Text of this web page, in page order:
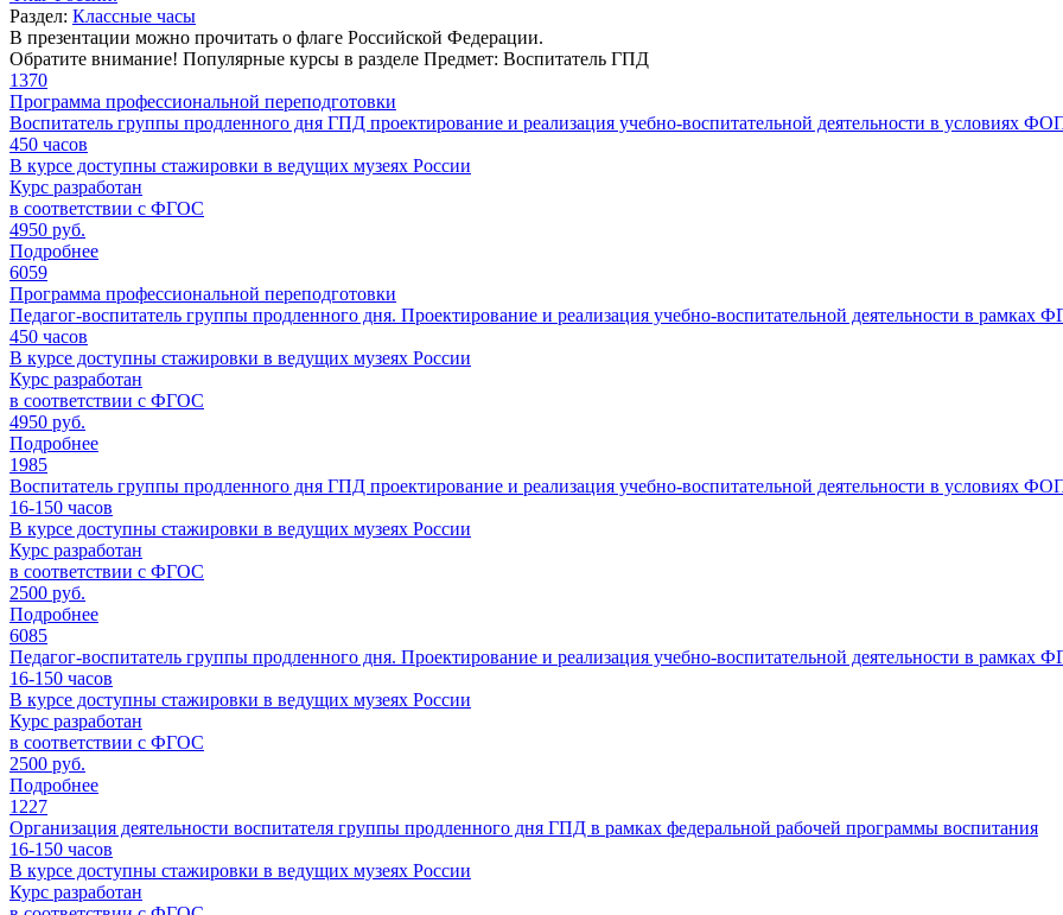
Раздел: Классные часы
В презентации можно прочитать о флаге Российской Федерации.
Обратите внимание! Популярные курсы в разделе Предмет: Воспитатель ГПД
1370
Программа профессиональной переподготовки
Воспитатель группы продленного дня ГПД проектирование и реализация учебно-воспитательной деятельности в условиях
450 часов
В курсе доступны стажировки в ведущих музеях России
Курс разработан
в соответствии с ФГОС
4950 руб.
Подробнее
6059
Программа профессиональной переподготовки
Педагог-воспитатель группы продленного дня. Проектирование и реализация учебно-воспитательной деятельности в рамках
450 часов
В курсе доступны стажировки в ведущих музеях России
Курс разработан
в соответствии с ФГОС
4950 руб.
Подробнее
1985
Воспитатель группы продленного дня ГПД проектирование и реализация учебно-воспитательной деятельности в условиях
16-150 часов
В курсе доступны стажировки в ведущих музеях России
Курс разработан
в соответствии с ФГОС
2500 руб.
Подробнее
6085
Педагог-воспитатель группы продленного дня. Проектирование и реализация учебно-воспитательной деятельности в рамках
16-150 часов
В курсе доступны стажировки в ведущих музеях России
Курс разработан
в соответствии с ФГОС
2500 руб.
Подробнее
1227
Организация деятельности воспитателя группы продленного дня ГПД в рамках федеральной рабочей программы воспитания
16-150 часов
В курсе доступны стажировки в ведущих музеях России
Курс разработан